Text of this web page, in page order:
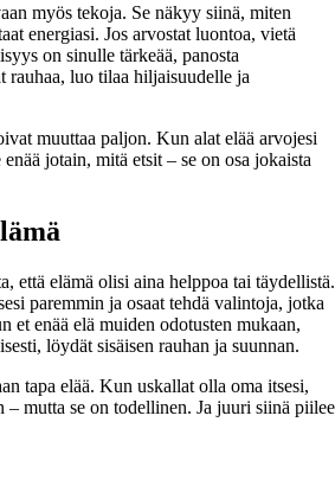
myös tekoja. Se näkyy siinä, miten
energiasi. Jos arvostat luontoa, vietä
on sinulle tärkeää, panosta
rauhaa, luo tilaa hiljaisuudelle ja
muuttaa paljon. Kun alat elää arvojesi
jotain, mitä etsit – se on osa jokaista
että elämä olisi aina helppoa tai täydellistä.
paremmin ja osaat tehdä valintoja, jotka
et enää elä muiden odotusten mukaan,
löydät sisäisen rauhan ja suunnan.
tapa elää. Kun uskallat olla oma itsesi,
– mutta se on todellinen. Ja juuri siinä piilee